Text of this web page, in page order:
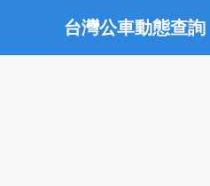
台灣公車動態查詢